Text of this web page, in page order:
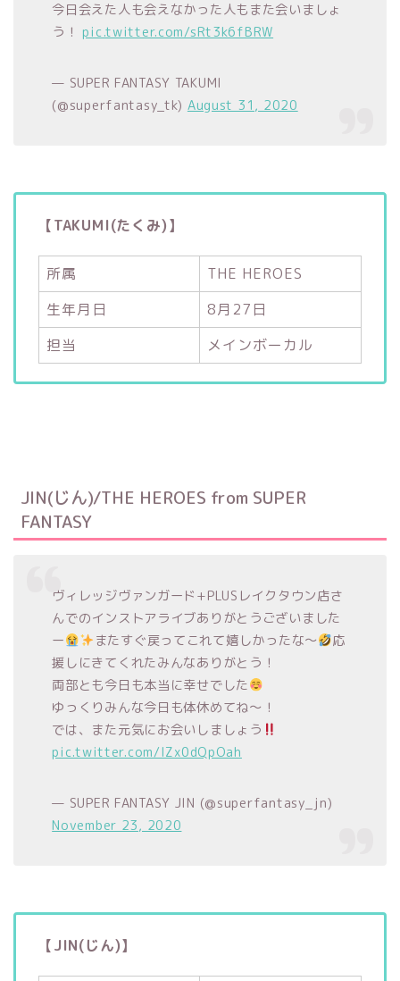
今日会えた人も会えなかった人もまた会いましょ
う！pic.twitter.com/sRt3k6fBRW
— SUPER FANTASY TAKUMI
(@superfantasy_tk) August 31, 2020
【TAKUMI(たくみ)】
所属
THE HEROES
生年月日
8月27日
担当
メインボーカル
JIN(じん)/THE HEROES from SUPER
FANTASY
ヴィレッジヴァンガード+PLUSレイクタウン店さ
んでのインストアライブありがとうございました
ー
またすぐ戻ってこれて嬉しかったな〜
応
援しにきてくれたみんなありがとう！
両部とも今日も本当に幸せでした
ゆっくりみんな今日も体休めてね〜！
では、また元気にお会いしましょう
pic.twitter.com/lZx0dQpOah
— SUPER FANTASY JIN (@superfantasy_jn)
November 23, 2020
【JIN(じん)】